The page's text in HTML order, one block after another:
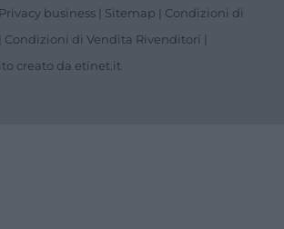
Privacy business | Sitemap | Condizioni di
Condizioni di Vendita Rivenditori |
creato da etinet.it